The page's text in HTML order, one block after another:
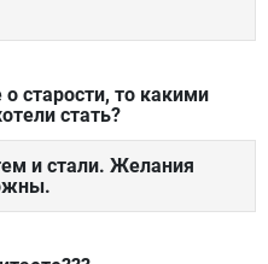
старости, то какими
стать?
и стали. Желания